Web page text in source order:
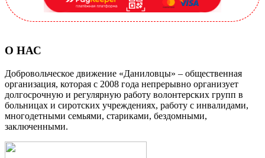
О НАС
Добровольческое движение «Даниловцы» – общественная
организация, которая с 2008 года непрерывно организует
долгосрочную и регулярную работу волонтерских групп в
больницах и сиротских учреждениях, работу с инвалидами,
многодетными семьями, стариками, бездомными,
заключенными.